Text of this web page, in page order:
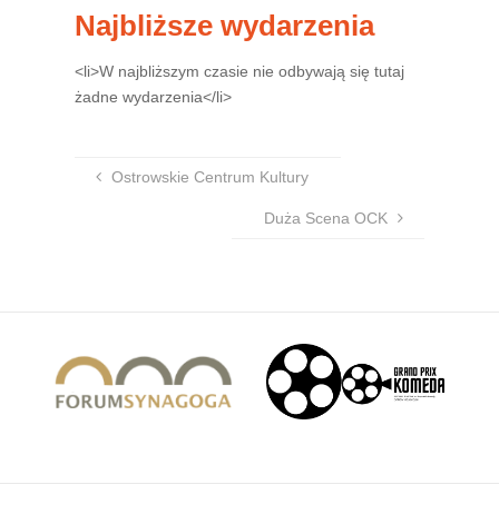
Najbliższe wydarzenia
<li>W najbliższym czasie nie odbywają się tutaj
żadne wydarzenia</li>
Ostrowskie Centrum Kultury
Duża Scena OCK